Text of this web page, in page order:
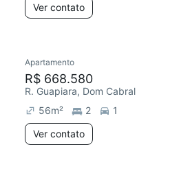
Ver contato
Apartamento
R$ 668.580
R. Guapiara, Dom Cabral
56m² 2
1
Ver contato